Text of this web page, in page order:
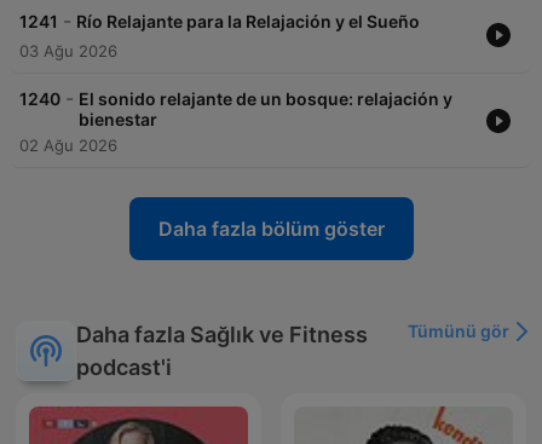
1241 - Río Relajante para la Relajación y el Sueño
03 Ağu 2026
1240 - El sonido relajante de un bosque: relajación y
bienestar
02 Ağu 2026
Daha fazla bölüm göster
Daha fazla Sağlık ve Fitness
podcast'i
Tümünü gör